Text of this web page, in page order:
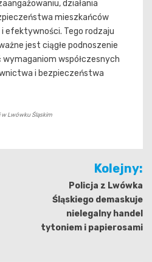
działania
mieszkańców
efektywności. Tego rodzaju
jest ciągłe podnoszenie
współczesnych
i bezpieczeństwa
w Lwówku Śląskim
Kolejny:
Policja z Lwówka
Śląskiego demaskuje
nielegalny handel
tytoniem i papierosami